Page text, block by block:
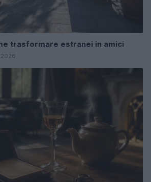
trasformare estranei in amici
2026